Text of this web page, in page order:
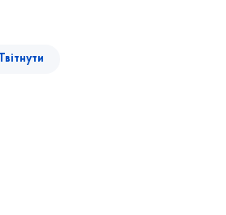
Твітнути